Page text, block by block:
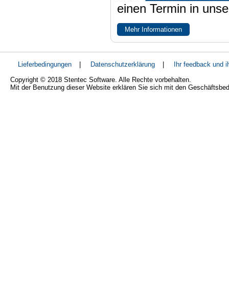
einen Termin in
Mehr Informationen
Lieferbedingungen | Datenschutzerklärung |
Ihr feedback und
Copyright © 2018 Stentec Software. Alle Rechte vorbehalten.
Mit der Benutzung dieser Website erklären Sie sich mit den